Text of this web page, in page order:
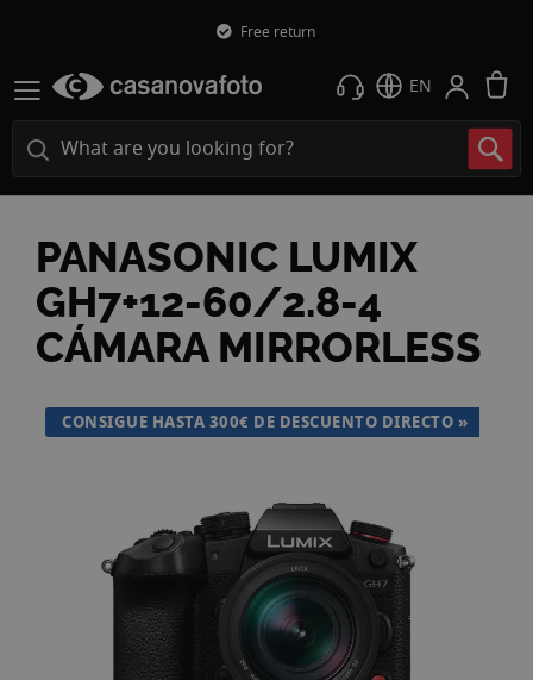
Free return
EN
PANASONIC LUMIX
GH7+12-60/2.8-4
CÁMARA MIRRORLESS
Skip
to CONSIGUE HASTA 300€ DE DESCUENTO DIRECTO